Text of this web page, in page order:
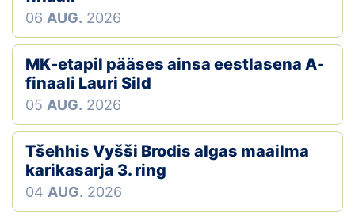
06 AUG. 2026
MK-etapil pääses ainsa eestlasena A-
finaali Lauri Sild
05 AUG. 2026
Tšehhis Vyšši Brodis algas maailma
karikasarja 3. ring
04 AUG. 2026